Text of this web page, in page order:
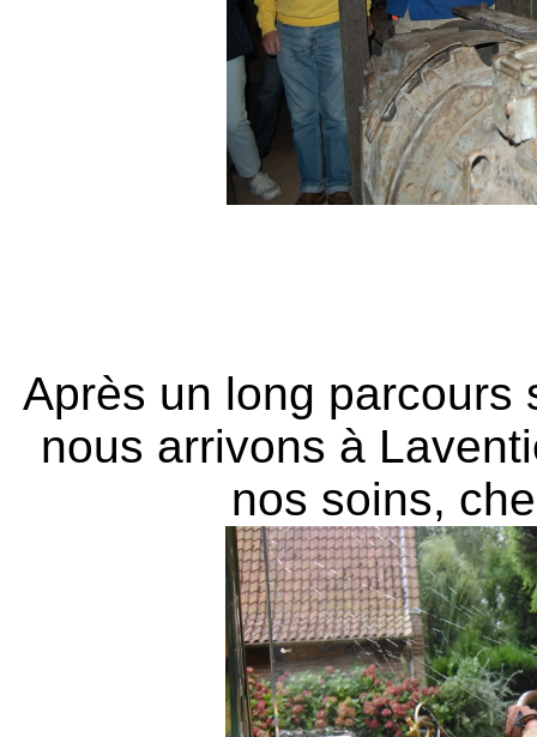
Après un long parcours
nous arrivons à
nos soins,